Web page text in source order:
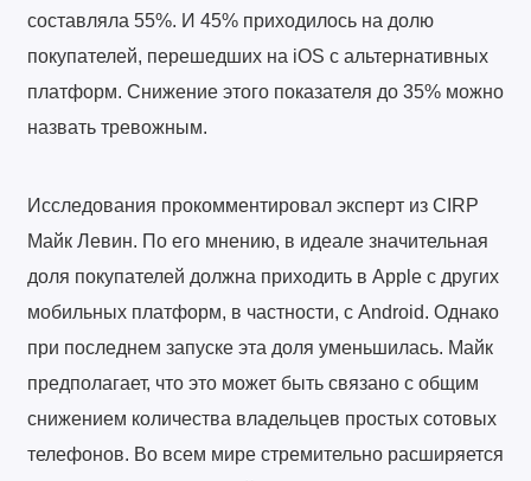
составляла 55%. И 45% приходилось на долю
покупателей, перешедших на iOS с альтернативных
платформ. Снижение этого показателя до 35% можно
назвать тревожным.
Исследования прокомментировал эксперт из CIRP
Майк Левин. По его мнению, в идеале значительная
доля покупателей должна приходить в Apple с других
мобильных платформ, в частности, с Android. Однако
при последнем запуске эта доля уменьшилась. Майк
предполагает, что это может быть связано с общим
снижением количества владельцев простых сотовых
телефонов. Во всем мире стремительно расширяется